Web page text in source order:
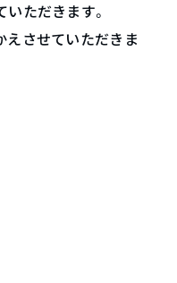
ただきます。
えさせていただきま